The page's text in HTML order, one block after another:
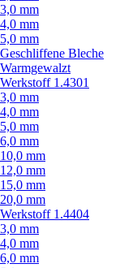
3,0 mm
4,0 mm
5,0 mm
Geschliffene Bleche
Warmgewalzt
Werkstoff 1.4301
3,0 mm
4,0 mm
5,0 mm
6,0 mm
10,0 mm
12,0 mm
15,0 mm
20,0 mm
Werkstoff 1.4404
3,0 mm
4,0 mm
6,0 mm